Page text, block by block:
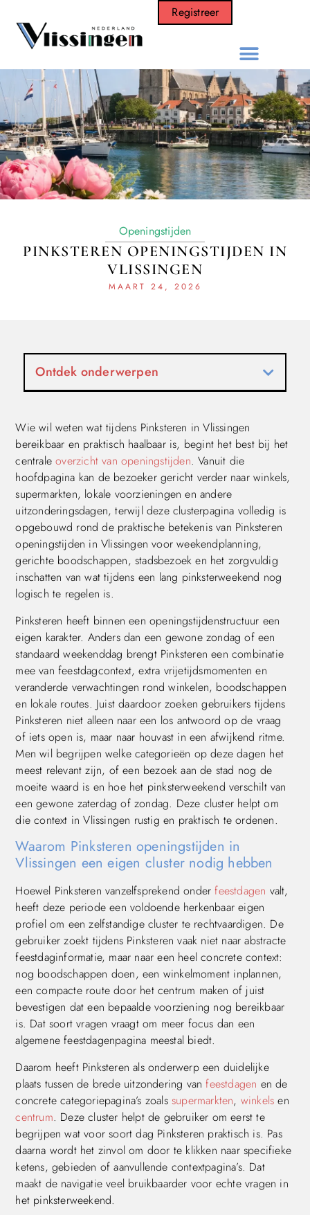
Registreer
Openingstijden
PINKSTEREN OPENINGSTIJDEN IN
VLISSINGEN
MAART 24, 2026
Wie wil weten wat tijdens Pinksteren in Vlissingen
bereikbaar en praktisch haalbaar is, begint het best bij het
centraleoverzicht van openingstijden. Vanuit die
hoofdpagina kan de bezoeker gericht verder naar winkels,
supermarkten, lokale voorzieningen en andere
uitzonderingsdagen, terwijl deze clusterpagina volledig is
opgebouwd rond de praktische betekenis van Pinksteren
openingstijden in Vlissingen voor weekendplanning,
gerichte boodschappen, stadsbezoek en het zorgvuldig
inschatten van wat tijdens een lang pinksterweekend nog
logisch te regelen is.
Pinksteren heeft binnen een openingstijdenstructuur een
eigen karakter. Anders dan een gewone zondag of een
standaard weekenddag brengt Pinksteren een combinatie
mee van feestdagcontext, extra vrijetijdsmomenten en
veranderde verwachtingen rond winkelen, boodschappen
en lokale routes. Juist daardoor zoeken gebruikers tijdens
Pinksteren niet alleen naar een los antwoord op de vraag
of iets open is, maar naar houvast in een afwijkend ritme.
Men wil begrijpen welke categorieën op deze dagen het
meest relevant zijn, of een bezoek aan de stad nog de
moeite waard is en hoe het pinksterweekend verschilt van
een gewone zaterdag of zondag. Deze cluster helpt om
die context in Vlissingen rustig en praktisch te ordenen.
Waarom Pinksteren openingstijden in
Vlissingen een eigen cluster nodig hebben
Hoewel Pinksteren vanzelfsprekend onder feestdagen valt,
heeft deze periode een voldoende herkenbaar eigen
profiel om een zelfstandige cluster te rechtvaardigen. De
gebruiker zoekt tijdens Pinksteren vaak niet naar abstracte
feestdaginformatie, maar naar een heel concrete context:
nog boodschappen doen, een winkelmoment inplannen,
een compacte route door het centrum maken of juist
bevestigen dat een bepaalde voorziening nog bereikbaar
is. Dat soort vragen vraagt om meer focus dan een
algemene feestdagenpagina meestal biedt.
Daarom heeft Pinksteren als onderwerp een duidelijke
plaats tussen de brede uitzondering van feestdagen en de
concrete categoriepagina’s zoals supermarkten, winkels en
centrum. Deze cluster helpt de gebruiker om eerst te
begrijpen wat voor soort dag Pinksteren praktisch is. Pas
daarna wordt het zinvol om door te klikken naar specifieke
ketens, gebieden of aanvullende contextpagina’s. Dat
maakt de navigatie veel bruikbaarder voor echte vragen in
het pinksterweekend.
Ontdek onderwerpen